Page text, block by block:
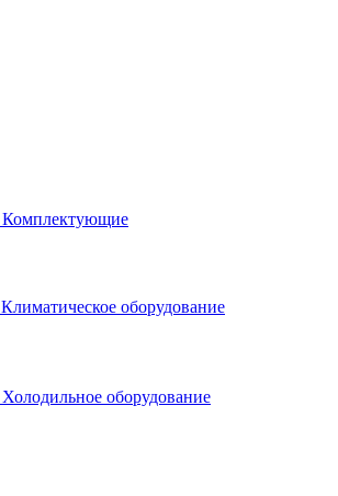
Комплектующие
Климатическое оборудование
Холодильное оборудование